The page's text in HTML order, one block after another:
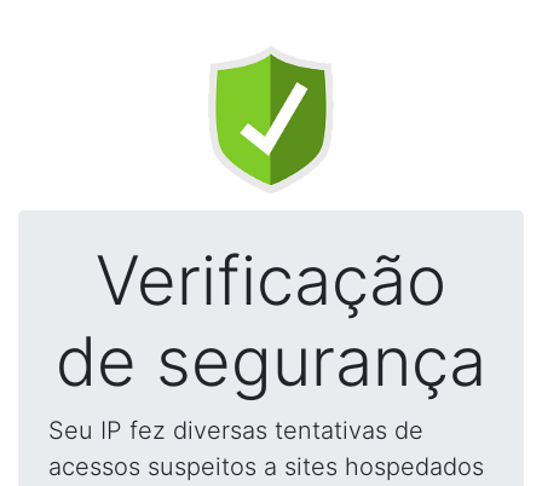
Verificação
de segurança
Seu IP fez diversas tentativas de
acessos suspeitos a sites hospedados